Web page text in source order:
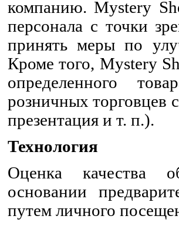
компанию. Mystery
персонала с точки
принять меры по
Кроме того, Mystery
определенного
розничных торговцев
презентация и т. п.).
Технология
Оценка качества
основании
путем личного